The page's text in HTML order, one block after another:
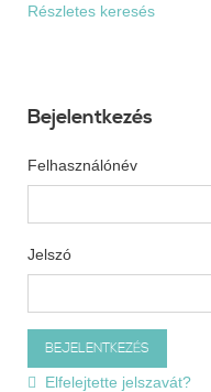
Részletes keresés
Bejelentkezés
Felhasználónév
Jelszó
Elfelejtette jelszavát?